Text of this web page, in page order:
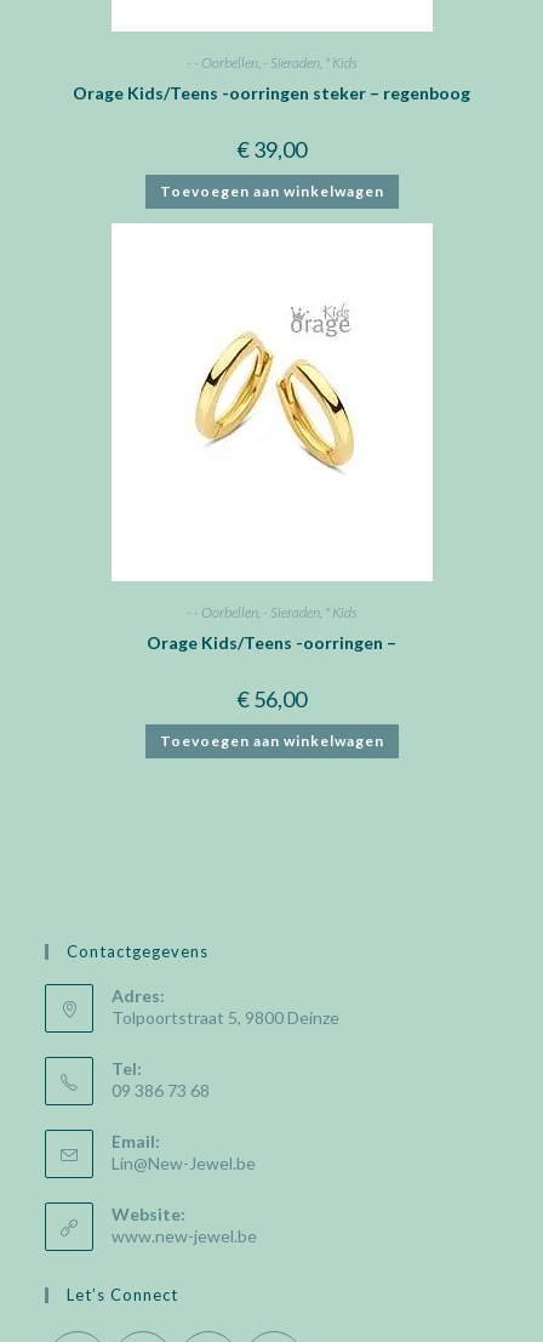
- - Oorbellen, - Sieraden, * Kids
Orage Kids/Teens -oorringen steker – regenboog
€39,00
Toevoegen aan winkelwagen
- - Oorbellen, - Sieraden, * Kids
Orage Kids/Teens -oorringen –
€56,00
Toevoegen aan winkelwagen
Contactgegevens
Adres:
Tolpoortstraat 5, 9800 Deinze
Tel:
09 386 73 68
Email:
Lin@New-Jewel.be
Website:
www.new-jewel.be
Let’s Connect